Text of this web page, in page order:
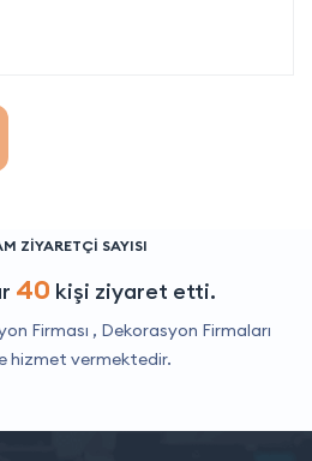
ZİYARETÇİ SAYISI
40 kişi ziyaret etti.
Firması , Dekorasyon Firmaları
hizmet vermektedir.